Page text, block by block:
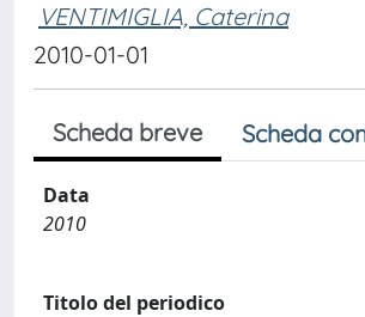
VENTIMIGLIA, Caterina
2010-01-01
Scheda breve Scheda
Data
2010
Titolo del periodico